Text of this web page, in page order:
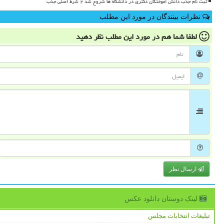
نظرات بینندگان در مورد این مطلب
لطفا شما همدر مورد این مطلبنظر دهید
ارسال نظر
لینک دوستان دانلود عكس
تبلیغات انتخابات مجلس